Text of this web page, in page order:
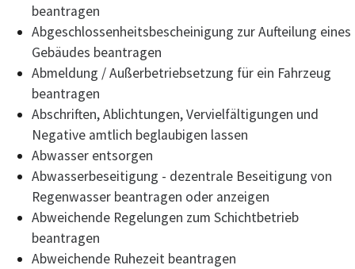
beantragen
Abgeschlossenheitsbescheinigung zur Aufteilung eines
Gebäudes beantragen
Abmeldung / Außerbetriebsetzung für ein Fahrzeug
beantragen
Abschriften, Ablichtungen, Vervielfältigungen und
Negative amtlich beglaubigen lassen
Abwasser entsorgen
Abwasserbeseitigung - dezentrale Beseitigung von
Regenwasser beantragen oder anzeigen
Abweichende Regelungen zum Schichtbetrieb
beantragen
Abweichende Ruhezeit beantragen